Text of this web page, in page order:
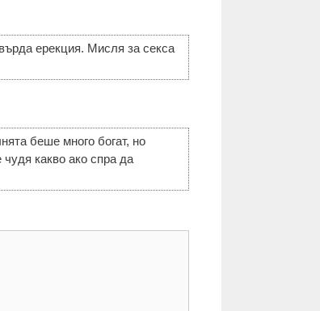
ерекция. Мисля за секса
беше много богат, но
какво ако спра да